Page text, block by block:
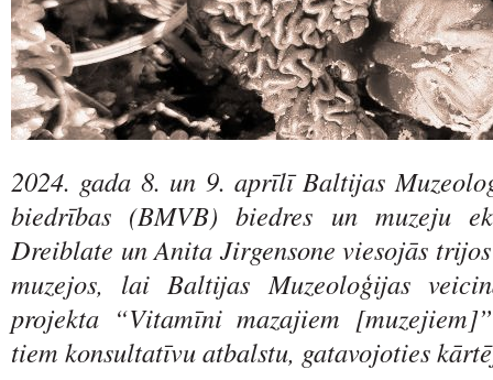
2024. gada 8. un 9. aprīlī Baltijas
biedrības (BMVB) biedres un muzeju
Dreiblate un Anita Jirgensone viesojās
muzejos, lai Baltijas Muzeoloģijas
projekta “Vitamīni mazajiem
tiem konsultatīvu atbalstu, gatavojoties